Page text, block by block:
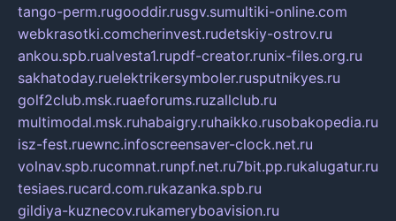
tango-perm.rugooddir.rusgv.sumultiki-online.com
webkrasotki.comcherinvest.rudetskiy-ostrov.ru
ankou.spb.rualvesta1.rupdf-creator.runix-files.org.ru
sakhatoday.ruelektrikersymboler.rusputnikyes.ru
golf2club.msk.ruaeforums.ruzallclub.ru
multimodal.msk.ruhabaigry.ruhaikko.rusobakopedia.ru
isz-fest.ruewnc.infoscreensaver-clock.net.ru
volnav.spb.rucomnat.runpf.net.ru7bit.pp.rukalugatur.ru
tesiaes.rucard.com.rukazanka.spb.ru
gildiya-kuznecov.rukameryboavision.ru